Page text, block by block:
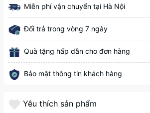
Miễn phí vận chuyển tại Hà Nội
Đổi trả trong vòng 7 ngày
Quà tặng hấp dẫn cho đơn hàng
Bảo mật thông tin khách hàng
Yêu thích sản phẩm